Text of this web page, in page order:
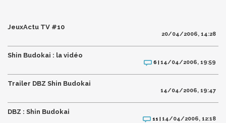
JeuxActu TV #10
20/04/2006, 14:28
Shin Budokai : la vidéo
6 |14/04/2006, 19:59
Trailer DBZ Shin Budokai
14/04/2006, 19:47
DBZ : Shin Budokai
11 |14/04/2006, 12:18